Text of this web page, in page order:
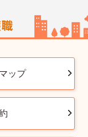
ップ